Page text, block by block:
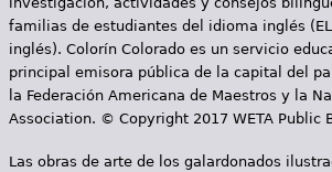
s
familias de estudiantes del idioma inglés
inglés). Colorín Colorado es un servicio
principal emisora pública de la capital del
la Federación Americana de Maestros y la
Association. © Copyright 2017 WETA Public
Las obras de arte de los galardonados